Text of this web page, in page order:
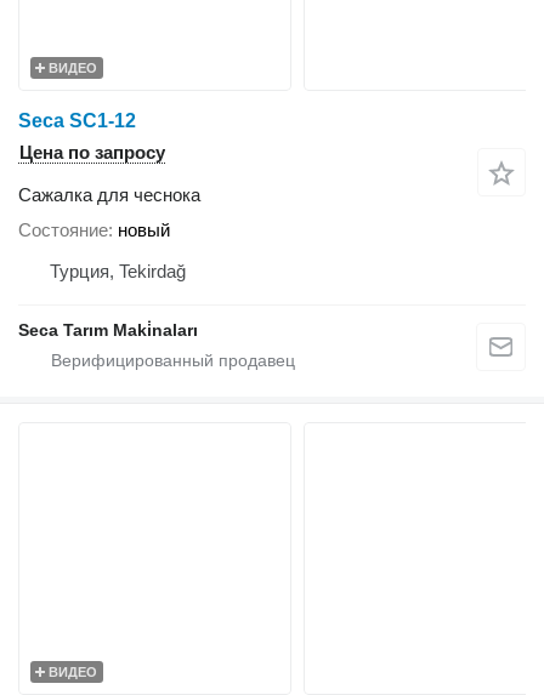
ВИДЕО
Seca SC1-12
Цена по запросу
Сажалка для чеснока
Состояние новый
Турция, Tekirdağ
Seca Tarım Maki̇naları
ВИДЕО